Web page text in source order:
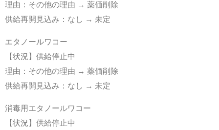
理由：その他の理由 → 薬価削除
供給再開見込み：なし → 未定
エタノールワコー
【状況】供給停止中
理由：その他の理由 → 薬価削除
供給再開見込み：なし → 未定
消毒用エタノールワコー
【状況】供給停止中